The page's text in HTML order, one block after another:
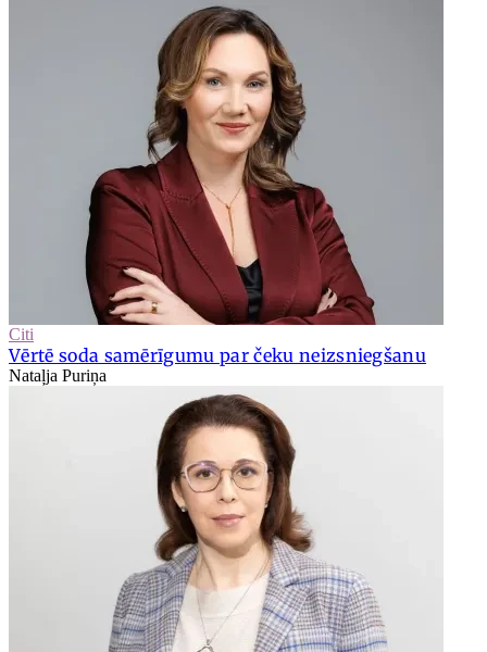
Citi
Vērtē soda samērīgumu par čeku neizsniegšanu
Nataļja Puriņa